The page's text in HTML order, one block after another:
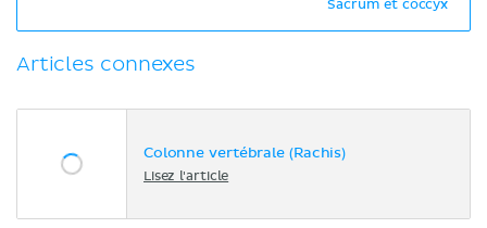
Sacrum et coccyx
Articles connexes
Colonne vertébrale (Rachis)
Lisez l'article